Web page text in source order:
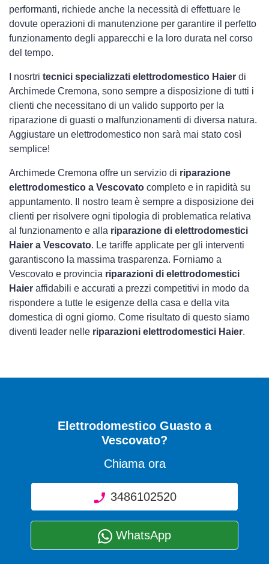
performanti, richiede anche la necessità di effettuare le
dovute operazioni di manutenzione per garantire il perfetto
funzionamento degli apparecchi e la loro durata nel corso
del tempo.
I nosrtri tecnici specializzati elettrodomestico Haier di
Archimede Cremona, sono sempre a disposizione di tutti i
clienti che necessitano di un valido supporto per la
riparazione di guasti o malfunzionamenti di diversa natura.
Aggiustare un elettrodomestico non sarà mai stato così
semplice!
Archimede Cremona offre un servizio di riparazione
elettrodomestico a Vescovato completo e in rapidità su
appuntamento. Il nostro team è sempre a disposizione dei
clienti per risolvere ogni tipologia di problematica relativa
al funzionamento e alla riparazione di elettrodomestici
Haier a Vescovato. Le tariffe applicate per gli interventi
garantiscono la massima trasparenza. Forniamo a
Vescovato e provincia riparazioni di elettrodomestici
Haier affidabili e accurati a prezzi competitivi in modo da
rispondere a tutte le esigenze della casa e della vita
domestica di ogni giorno. Come risultato di questo siamo
diventi leader nelle riparazioni elettrodomestici Haier.
Elettrodomestico Guasto a
Vescovato?
Chiama ora
3486102520
WhatsApp